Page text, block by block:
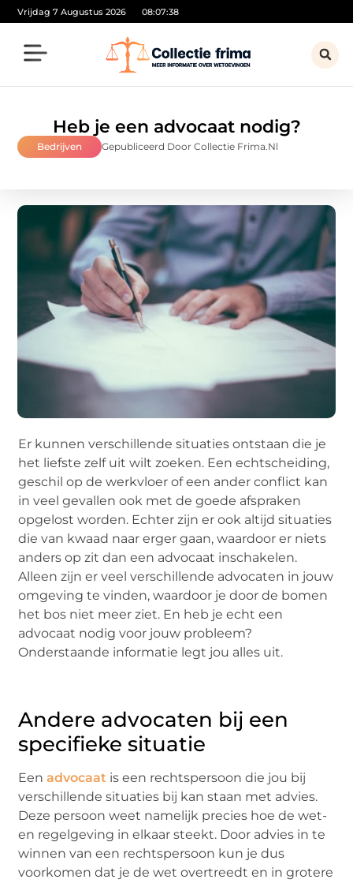
Vrijdag 7 Augustus 2026 08:07:40
Heb je een advocaat nodig?
Bedrijven Gepubliceerd Door Collectie Frima.nl
Er kunnen verschillende situaties ontstaan die je
het liefste zelf uit wilt zoeken. Een echtscheiding,
geschil op de werkvloer of een ander conflict kan
in veel gevallen ook met de goede afspraken
opgelost worden. Echter zijn er ook altijd situaties
die van kwaad naar erger gaan, waardoor er niets
anders op zit dan een advocaat inschakelen.
Alleen zijn er veel verschillende advocaten in jouw
omgeving te vinden, waardoor je door de bomen
het bos niet meer ziet. En heb je echt een
advocaat nodig voor jouw probleem?
Onderstaande informatie legt jou alles uit.
Andere advocaten bij een
specifieke situatie
Eenadvocaat is een rechtspersoon die jou bij
verschillende situaties bij kan staan met advies.
Deze persoon weet namelijk precies hoe de wet-
en regelgeving in elkaar steekt. Door advies in te
winnen van een rechtspersoon kun je dus
voorkomen dat je de wet overtreedt en in grotere